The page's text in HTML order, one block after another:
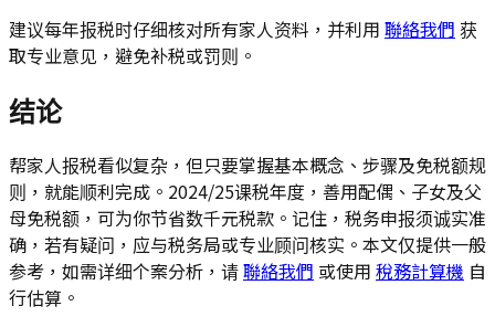
建议每年报税时仔细核对所有家人资料，并利用 聯絡我們 获
取专业意见，避免补税或罚则。
结论
帮家人报税看似复杂，但只要掌握基本概念、步骤及免税额规
则，就能顺利完成。2024/25课税年度，善用配偶、子女及父
母免税额，可为你节省数千元税款。记住，税务申报须诚实准
确，若有疑问，应与税务局或专业顾问核实。本文仅提供一般
参考，如需详细个案分析，请聯絡我們 或使用 稅務計算機 自
行估算。